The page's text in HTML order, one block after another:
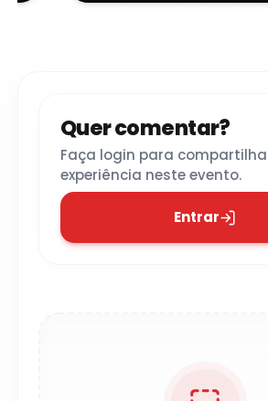
Quer comentar?
Faça login para
experiência neste evento.
Entrar